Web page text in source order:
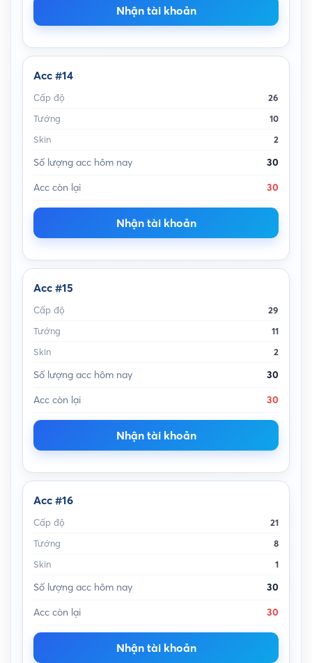
Nhận tài khoản
Acc #14
Cấp độ
26
Tướng
10
Skin
2
Số lượng acc hôm nay
30
Acc còn lại
30
Nhận tài khoản
Acc #15
Cấp độ
29
Tướng
11
Skin
2
Số lượng acc hôm nay
30
Acc còn lại
30
Nhận tài khoản
Acc #16
Cấp độ
21
Tướng
8
Skin
1
Số lượng acc hôm nay
30
Acc còn lại
30
Nhận tài khoản